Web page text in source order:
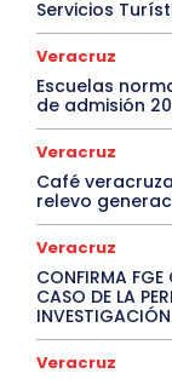
Servicios
Veracruz
Escuelas
de admisión
Veracruz
Café
relevo
Veracruz
CONFIRMA FGE
CASO DE LA
Veracruz